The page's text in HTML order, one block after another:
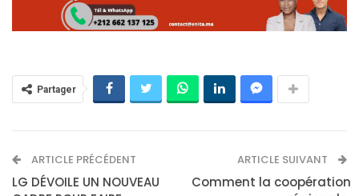
Partager
ARTICLE PRÉCÉDENT
LG DÉVOILE UN NOUVEAU
ARTICLE SUIVANT
Comment la coopération